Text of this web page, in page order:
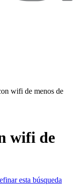
wifi de menos de
wifi de
esta búsqueda